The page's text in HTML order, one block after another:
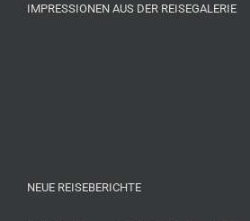
IMPRESSIONEN AUS DER REISEGALERIE
NEUE REISEBERICHTE